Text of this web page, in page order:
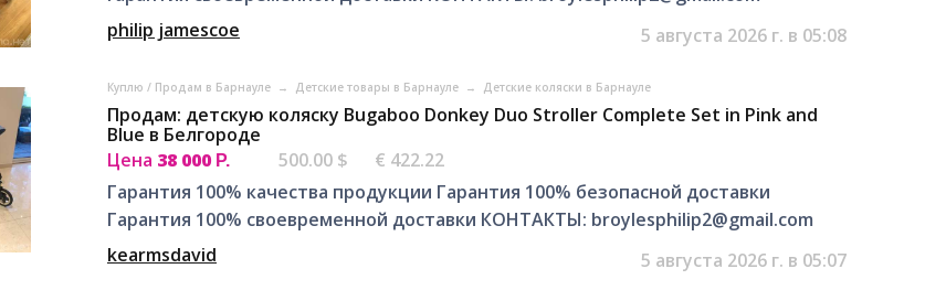
philip jamescoe
5 августа 2026 г. в 05:08
Куплю / Продам в Барнауле → Детские товары в Барнауле → Детские коляски в Барнауле
Продам: детскую коляску Bugaboo Donkey Duo Stroller Complete Set in Pink and
Blue в Белгороде
Цена 38 000 Р. 500.00 $
€ 422.22
Гарантия 100% качества продукции Гарантия 100% безопасной доставки
Гарантия 100% своевременной доставки КОНТАКТЫ: broylesphilip2@gmail.com
kearmsdavid
5 августа 2026 г. в 05:07